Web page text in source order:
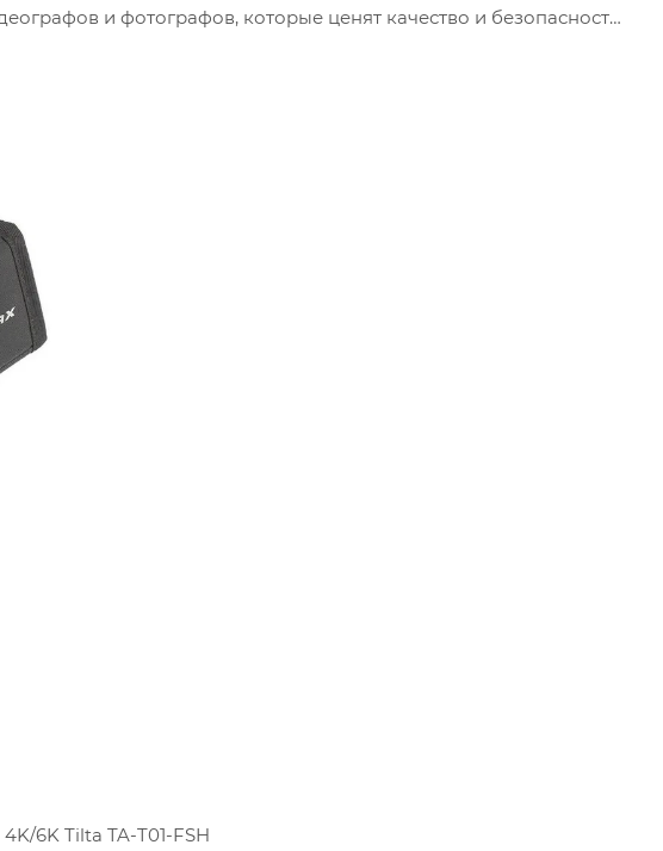
и фотографов, которые ценят качество и безопасность
6K Tilta TA-T01-FSH